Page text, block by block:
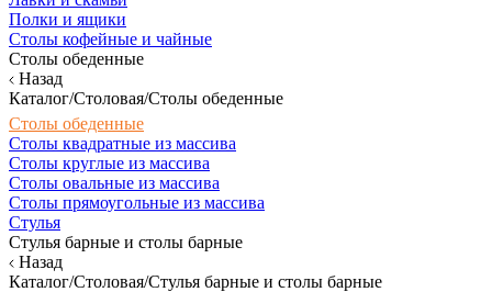
Полки и ящики
Столы кофейные и чайные
Столы обеденные
Назад
Каталог/Столовая/Столы обеденные
Столы обеденные
Столы квадратные из массива
Столы круглые из массива
Столы овальные из массива
Столы прямоугольные из массива
Стулья
Стулья барные и столы барные
Назад
Каталог/Столовая/Стулья барные и столы барные